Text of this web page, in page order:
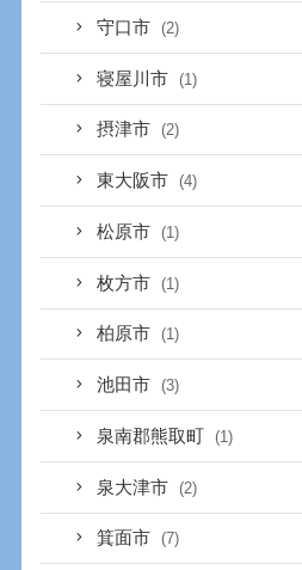
守口市 (2)
寝屋川市 (1)
摂津市 (2)
東大阪市 (4)
松原市 (1)
枚方市 (1)
柏原市 (1)
池田市 (3)
泉南郡熊取町 (1)
泉大津市 (2)
箕面市 (7)